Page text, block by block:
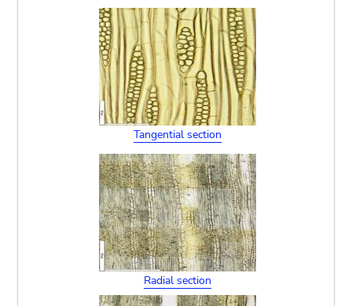
Tangential section
Radial section